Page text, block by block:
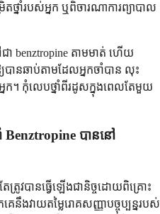
ថ្នាំរបស់អ្នក ឬពិចារណាការព្យាបាល
ជា benztropine តាមមាត់ ហើយ
បានឆាប់តាមដែលអ្នកចាំបាន លុះ
ក។ កុំលេបថ្នាំពីរដូសក្នុងពេលតែមួយ
បាននៅ
ត្រូវបានធ្វើឡើងជានិច្ចដោយពិគ្រោះ
នឹងវាយតម្លៃរោគសញ្ញាបច្ចុប្បន្នរបស់